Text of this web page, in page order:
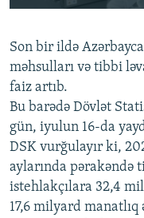
Auto
Son bir ildə
məhsulları və tibbi
faiz artıb.
Bu barədə Dövlət
gün, iyulun 16-da
DSK vurğulayır ki,
aylarında pərakəndə
istehlakçılara 32,4
17,6 milyard